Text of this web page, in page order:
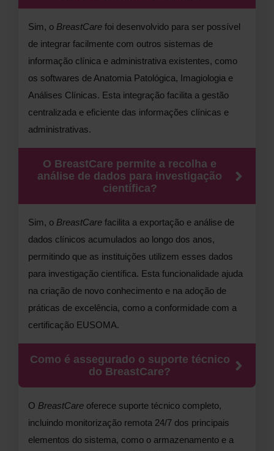
Sim, o BreastCare foi desenvolvido para ser possível
de integrar facilmente com outros sistemas de
informação clínica e administrativa existentes, como
os softwares de Anatomia Patológica, Imagiologia e
Análises Clínicas. Esta integração facilita a gestão
centralizada e eficiente das informações clínicas e
administrativas.
O BreastCare permite a recolha e
análise de dados para investigação
científica?
Sim, o BreastCare facilita a exportação e análise de
dados clínicos acumulados ao longo dos anos,
permitindo que as instituições utilizem esses dados
para investigação científica. Esta funcionalidade ajuda
na criação de novo conhecimento e na adoção de
práticas de excelência, como a conformidade com a
certificação EUSOMA.
Como é assegurado o suporte técnico
do BreastCare?
O BreastCare oferece suporte técnico completo,
incluindo monitorização remota 24/7 dos principais
elementos do sistema, como o armazenamento e a